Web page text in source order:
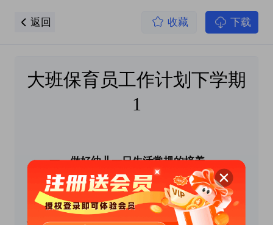
返回 收藏 下载
大班保育员工作计划下学期
1
一、做好幼儿一日生活常规的培养。
为了贯彻《幼儿园教育指导纲要》，培养幼
儿良好的行为习惯和合作、参与、探索意识，培